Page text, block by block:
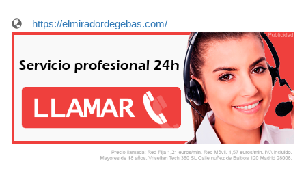
https://elmiradordegebas.com/